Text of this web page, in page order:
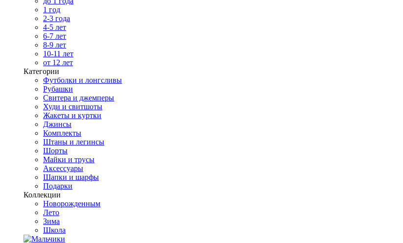
1 год
2-3 года
4-5 лет
6-7 лет
8-9 лет
10-11 лет
от 12 лет
Категории
Футболки и лонгсливы
Рубашки
Свитера и джемперы
Худи и свитшоты
Жакеты и куртки
Джинсы
Комплекты
Штаны и легинсы
Шорты
Майки и трусы
Аксессуары
Шапки и шарфы
Подарки
Коллекции
Новорожденным
Лето
Зима
Школа